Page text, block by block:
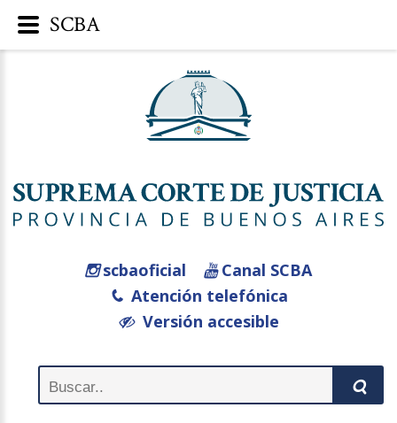
scbaoficial
Canal SCBA
Atención telefónica
Versión accesible
SCBA